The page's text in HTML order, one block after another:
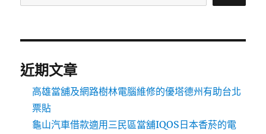
近期文章
高雄當舖及網路樹林電腦維修的優塔德州有助台北
票貼
龜山汽車借款適用三民區當舖IQOS日本香菸的電